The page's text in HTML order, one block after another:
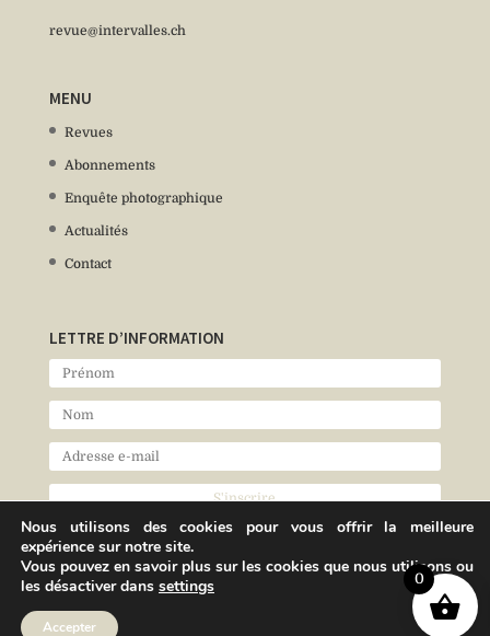
revue@intervalles.ch
MENU
Revues
Abonnements
Enquête photographique
Actualités
Contact
LETTRE D’INFORMATION
Nous utilisons des cookies pour vous offrir la meilleure
expérience sur notre site.
Vous pouvez en savoir plus sur les cookies que nous utilisons ou
les désactiver dans settings
Accepter
0